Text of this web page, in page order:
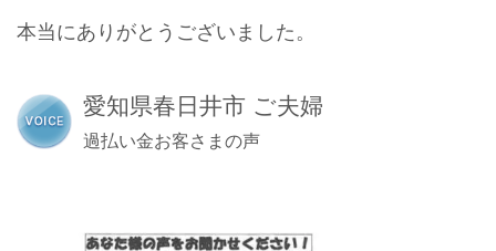
本当にありがとうございました。
愛知県春日井市 ご夫婦
過払い金お客さまの声